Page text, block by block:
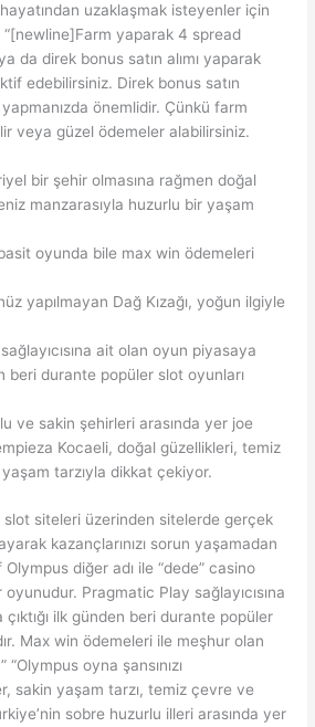
uzaklaşmak isteyenler için
“[newline]Farm yaparak 4 spread
da direk bonus satın alımı yaparak
edebilirsiniz. Direk bonus satın
önemlidir. Çünkü farm
veya güzel ödemeler alabilirsiniz.
bir şehir olmasına rağmen doğal
manzarasıyla huzurlu bir yaşam
oyunda bile max win ödemeleri
yapılmayan Dağ Kızağı, yoğun ilgiyle
ait olan oyun piyasaya
beri durante popüler slot oyunları
ve sakin şehirleri arasında yer joe
Kocaeli, doğal güzellikleri, temiz
tarzıyla dikkat çekiyor.
slot siteleri üzerinden sitelerde gerçek
kazançlarınızı sorun yaşamadan
diğer adı ile “dede” casino
Pragmatic Play sağlayıcısına
ilk günden beri durante popüler
Max win ödemeleri ile meşhur olan
oyna şansınızı
sakin yaşam tarzı, temiz çevre ve
sobre huzurlu illeri arasında yer